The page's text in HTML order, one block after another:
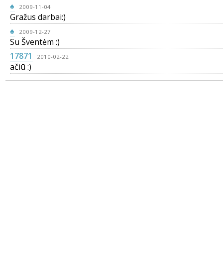
♠
2009-11-04
Gražus darbai:)
♠
2009-12-27
Su Šventėm :)
17871
2010-02-22
ačiū :)